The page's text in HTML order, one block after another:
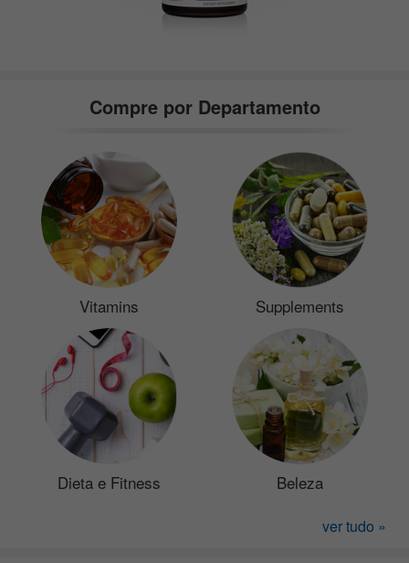
Compre por Departamento
Vitamins Supplements
Dieta e Fitness Beleza
ver tudo »